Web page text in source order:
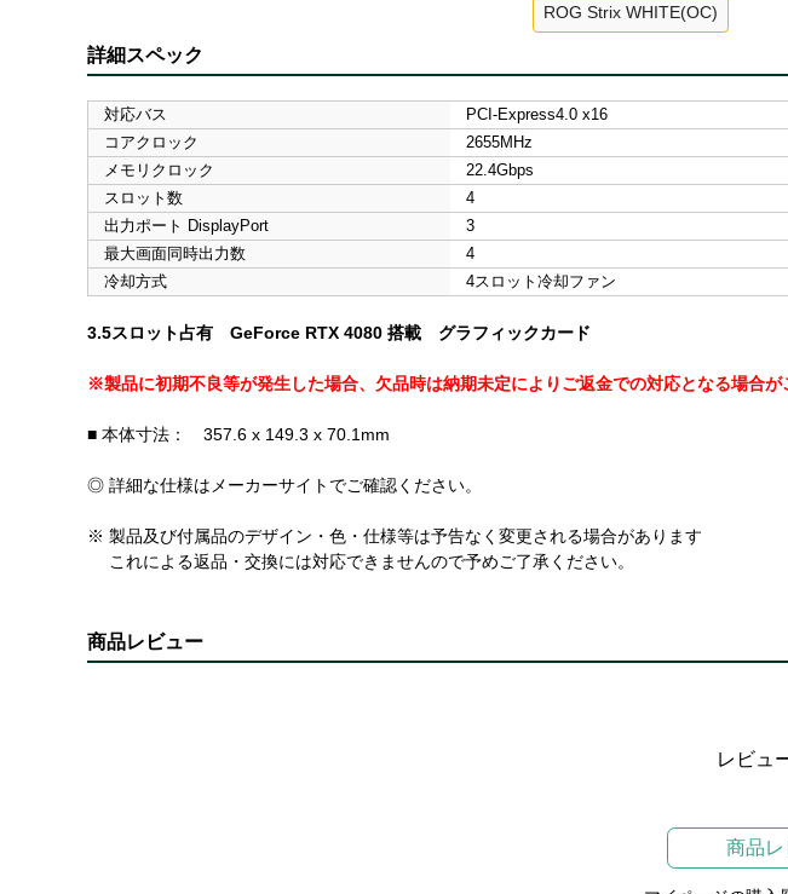
ROG Strix WHITE(OC)
詳細スペック
対応バス PCI-Express4.0 x16
コアクロック
2655MHz
メモリクロック
22.4Gbps
スロット数
4
出力ポート DisplayPort
3
最大画面同時出力数
4
冷却方式
4スロット冷却ファン
3.5スロット占有 GeForce RTX 4080 搭載 グラフィックカード
※製品に初期不良等が発生した場合、欠品時は納期未定によりご返金での対応となる場合が
■ 本体寸法： 357.6 x 149.3 x 70.1mm
◎ 詳細な仕様はメーカーサイトでご確認ください。
※ 製品及び付属品のデザイン・色・仕様等は予告なく変更される場合があります
これによる返品・交換には対応できませんので予めご了承ください。
商品レビュー
レビュ
商品レ